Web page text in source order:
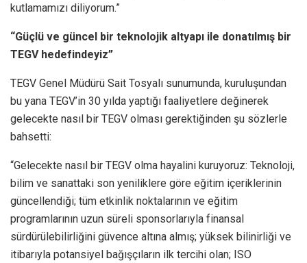
kutlamamızı diliyorum.”
“Güçlü ve güncel bir teknolojik altyapı ile donatılmış bir
TEGV hedefindeyiz”
TEGV Genel Müdürü Sait Tosyalı sunumunda, kuruluşundan
bu yana TEGV’in 30 yılda yaptığı faaliyetlere değinerek
gelecekte nasıl bir TEGV olması gerektiğinden şu sözlerle
bahsetti:
“Gelecekte nasıl bir TEGV olma hayalini kuruyoruz: Teknoloji,
bilim ve sanattaki son yeniliklere göre eğitim içeriklerinin
güncellendiği; tüm etkinlik noktalarının ve eğitim
programlarının uzun süreli sponsorlarıyla finansal
sürdürülebilirliğini güvence altına almış; yüksek bilinirliği ve
itibarıyla potansiyel bağışçıların ilk tercihi olan; ISO